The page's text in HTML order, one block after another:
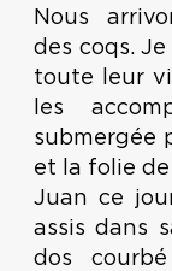
Nous
des coqs.
toute leur
les
submergée
et la folie de
Juan ce
assis dans
dos